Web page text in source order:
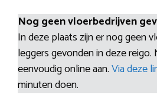
Nog geen vloerbedrijven
In deze plaats zijn er nog geen
leggers gevonden in deze
eenvoudig online aan.Via deze
minuten doen.